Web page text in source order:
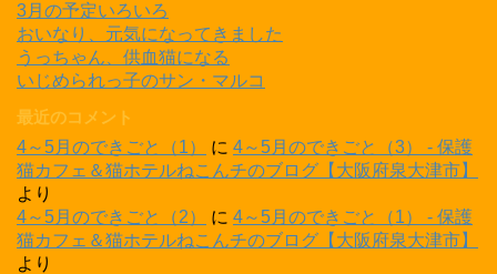
3月の予定いろいろ
おいなり、元気になってきました
うっちゃん、供血猫になる
いじめられっ子のサン・マルコ
最近のコメント
4～5月のできごと（1）
に 4～5月のできごと（3） - 保護
猫カフェ＆猫ホテルねこんチのブログ【大阪府泉大津市】
より
4～5月のできごと（2）
に 4～5月のできごと（1） - 保護
猫カフェ＆猫ホテルねこんチのブログ【大阪府泉大津市】
より